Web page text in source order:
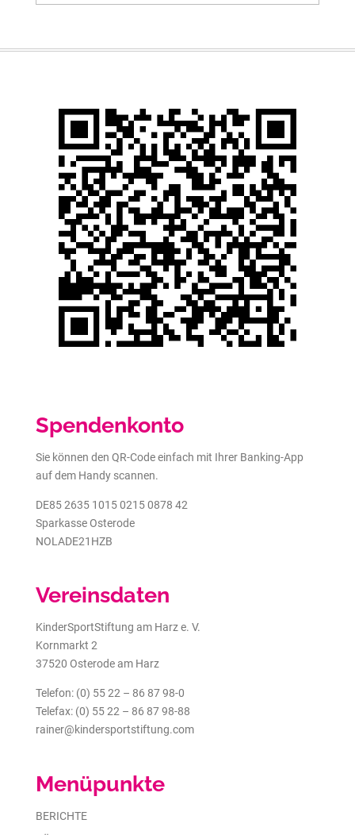
Spendenkonto
Sie können den QR-Code einfach mit Ihrer Banking-App
auf dem Handy scannen.
DE85 2635 1015 0215 0878 42
Sparkasse Osterode
NOLADE21HZB
Vereinsdaten
KinderSportStiftung am Harz e. V.
Kornmarkt 2
37520 Osterode am Harz
Telefon: (0) 55 22 – 86 87 98-0
Telefax: (0) 55 22 – 86 87 98-88
rainer@kindersportstiftung.com
Menüpunkte
BERICHTE